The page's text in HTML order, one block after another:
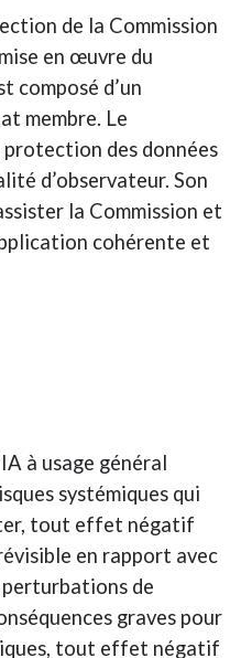
de la Commission
en œuvre du
composé d’un
membre. Le
des données
d’observateur. Son
la Commission et
cohérente et
à usage général
systémiques qui
tout effet négatif
en rapport avec
perturbations de
graves pour
tout effet négatif